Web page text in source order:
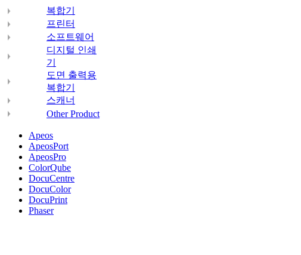
복합기
프린터
소프트웨어
디지털 인쇄
기
도면 출력용
복합기
스캐너
Other Product
Apeos
ApeosPort
ApeosPro
ColorQube
DocuCentre
DocuColor
DocuPrint
Phaser